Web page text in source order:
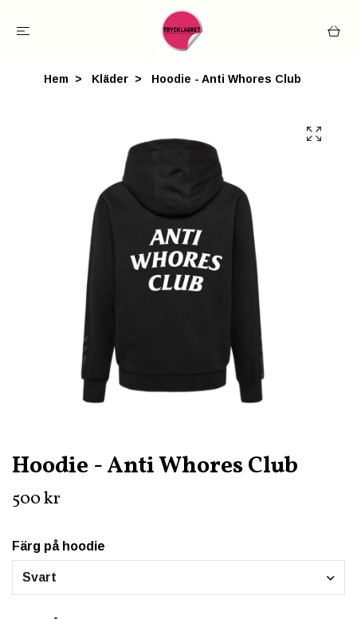
Hem Kläder Hoodie - Anti Whores Club
Hoodie - Anti Whores Club
500 kr
Färg på hoodie
Svart